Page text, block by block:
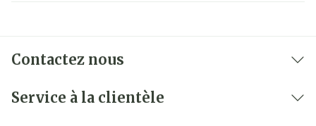
Contactez nous
Service à la clientèle